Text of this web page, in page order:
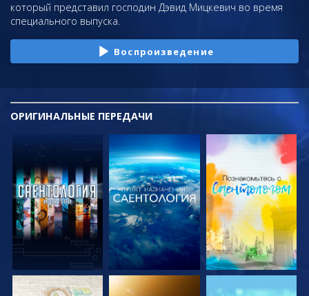
который представил господин Дэвид Мицкевич во время
специального выпуска.
Воспроизведение
ОРИГИНАЛЬНЫЕ ПЕРЕДАЧИ